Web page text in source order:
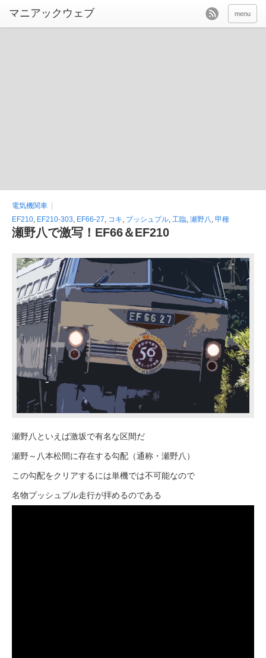
menu
電気機関車
EF210, EF210-303, EF66-27, コキ, プッシュプル, 工臨, 瀬野八, 甲種
瀬野八で激写！EF66＆EF210
瀬野八といえば激坂で有名な区間だ
瀬野～八本松間に存在する勾配（通称・瀬野八）
この勾配をクリアするには単機では不可能なので
名物プッシュプル走行が拝めるのである